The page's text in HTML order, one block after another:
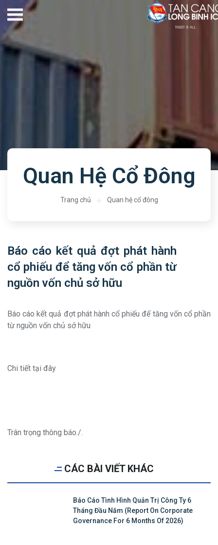
Quan Hệ Cổ Đông
Trang chủ Quan hệ cổ đông
Báo cáo kết quả đợt phát hành
cổ phiếu để tăng vốn cổ phần từ
nguồn vốn chủ sở hữu
Báo cáo kết quả đợt phát hành cổ phiếu để tăng vốn cổ phần
từ nguồn vốn chủ sở hữu
Chi tiết tại đây
Trân trọng thông báo./.
CÁC BÀI VIẾT KHÁC
Báo Cáo Tình Hình Quản Trị Công Ty 6
Tháng Đầu Năm (Report On Corporate
Governance For 6 Months Of 2026)